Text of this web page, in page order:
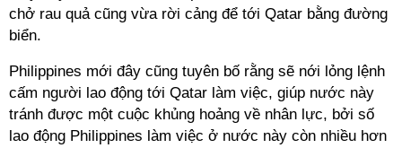
chở rau quả cũng vừa rời cảng để tới Qatar bằng đường
biển.
Philippines mới đây cũng tuyên bố rằng sẽ nới lỏng lệnh
cấm người lao động tới Qatar làm việc, giúp nước này
tránh được một cuộc khủng hoảng về nhân lực, bởi số
lao động Philippines làm việc ở nước này còn nhiều hơn